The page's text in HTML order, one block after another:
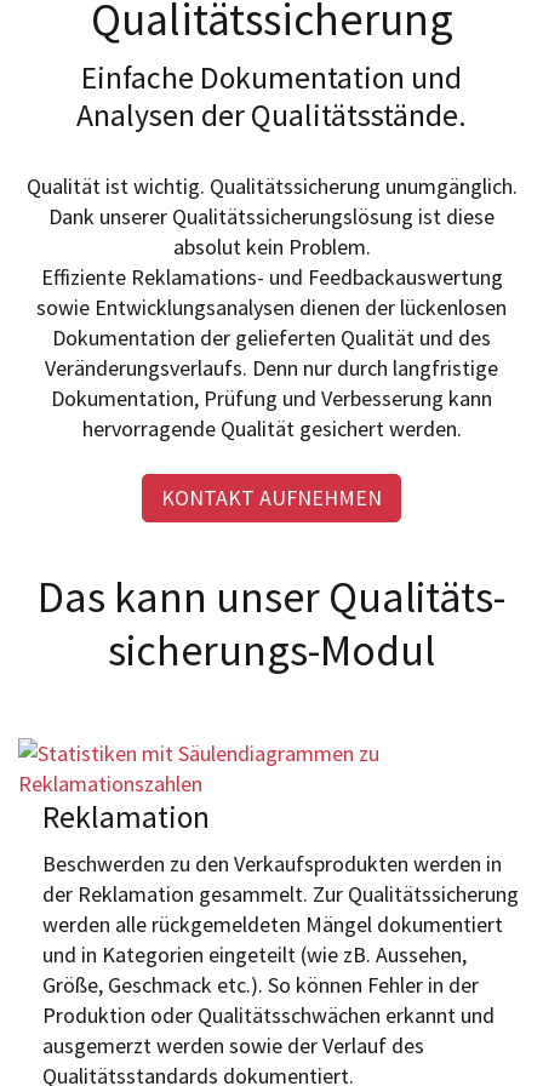
Qualitätssicherung
Einfache Dokumentation und
Analysen der Qualitätsstände.
Qualität ist wichtig. Qualitätssicherung unumgänglich.
Dank unserer Qualitätssicherungslösung ist diese
absolut kein Problem.
Effiziente Reklamations- und Feedbackauswertung
sowie Entwicklungsanalysen dienen der lückenlosen
Dokumentation der gelieferten Qualität und des
Veränderungsverlaufs. Denn nur durch langfristige
Dokumentation, Prüfung und Verbesserung kann
hervorragende Qualität gesichert werden.
KONTAKT AUFNEHMEN
Das kann unser Qualitäts­
sicherungs-Modul
Reklamation
Beschwerden zu den Verkaufsprodukten werden in
der Reklamation gesammelt. Zur Qualitätssicherung
werden alle rückgemeldeten Mängel dokumentiert
und in Kategorien eingeteilt (wie zB. Aussehen,
Größe, Geschmack etc.). So können Fehler in der
Produktion oder Qualitätsschwächen erkannt und
ausgemerzt werden sowie der Verlauf des
Qualitätsstandards dokumentiert.